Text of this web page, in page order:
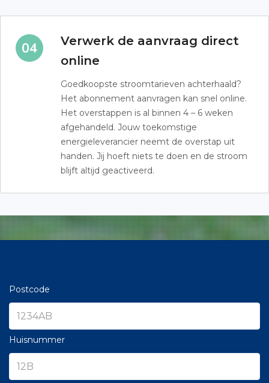
Verwerk de aanvraag direct
online
Goedkoopste stroomtarieven achterhaald?
Het abonnement aanvragen kan snel online.
Het overstappen is al binnen 4 – 6 weken
afgehandeld. Jouw toekomstige
energieleverancier neemt de overstap uit
handen. Jij hoeft niets te doen en de stroom
blijft altijd geactiveerd.
Postcode
Huisnummer